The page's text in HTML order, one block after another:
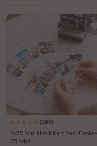
(209)
5x7,5 Mini Klasik Kart Foto Baskı -
35 Adet